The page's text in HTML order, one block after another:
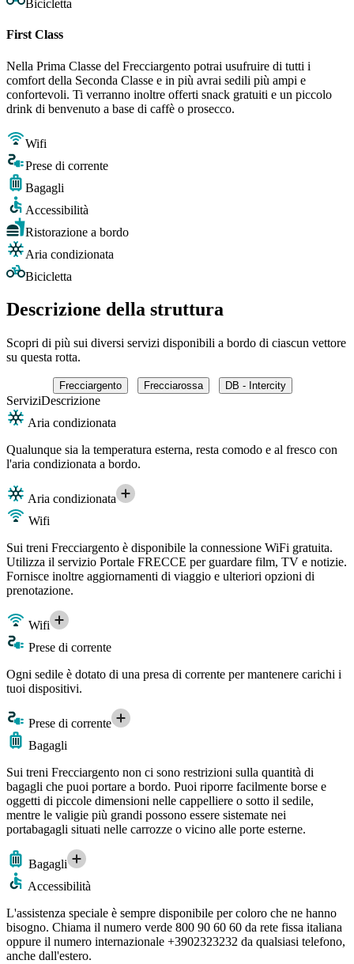
Bicicletta
First Class
Nella Prima Classe del Frecciargento potrai usufruire di tutti i
comfort della Seconda Classe e in più avrai sedili più ampi e
confortevoli. Ti verranno inoltre offerti snack gratuiti e un piccolo
drink di benvenuto a base di caffè o prosecco.
Wifi
Prese di corrente
Bagagli
Accessibilità
Ristorazione a bordo
Aria condizionata
Bicicletta
Descrizione della struttura
Scopri di più sui diversi servizi disponibili a bordo di ciascun vettore
su questa rotta.
Frecciargento Frecciarossa DB - Intercity
ServiziDescrizione
Aria condizionata
Qualunque sia la temperatura esterna, resta comodo e al fresco con
l'aria condizionata a bordo.
Aria condizionata
Wifi
Sui treni Frecciargento è disponibile la connessione WiFi gratuita.
Utilizza il servizio Portale FRECCE per guardare film, TV e notizie.
Fornisce inoltre aggiornamenti di viaggio e ulteriori opzioni di
prenotazione.
Wifi
Prese di corrente
Ogni sedile è dotato di una presa di corrente per mantenere carichi i
tuoi dispositivi.
Prese di corrente
Bagagli
Sui treni Frecciargento non ci sono restrizioni sulla quantità di
bagagli che puoi portare a bordo. Puoi riporre facilmente borse e
oggetti di piccole dimensioni nelle cappelliere o sotto il sedile,
mentre le valigie più grandi possono essere sistemate nei
portabagagli situati nelle carrozze o vicino alle porte esterne.
Bagagli
Accessibilità
L'assistenza speciale è sempre disponibile per coloro che ne hanno
bisogno. Chiama il numero verde 800 90 60 60 da rete fissa italiana
oppure il numero internazionale +3902323232 da qualsiasi telefono,
anche dall'estero.